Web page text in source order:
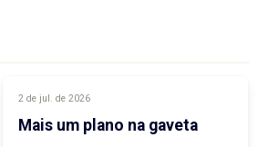
2 de jul. de 2026
Mais um plano na gaveta